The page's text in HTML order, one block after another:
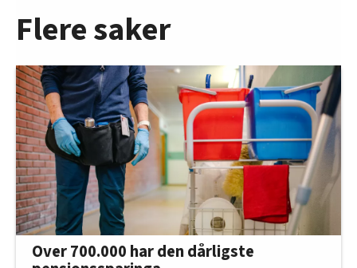
Flere saker
Over 700.000 har den dårligste